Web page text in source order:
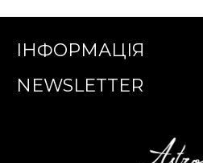
ІНФОРМАЦІЯ
NEWSLETTER